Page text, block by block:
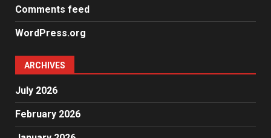
Comments feed
WordPress.org
ARCHIVES
July 2026
February 2026